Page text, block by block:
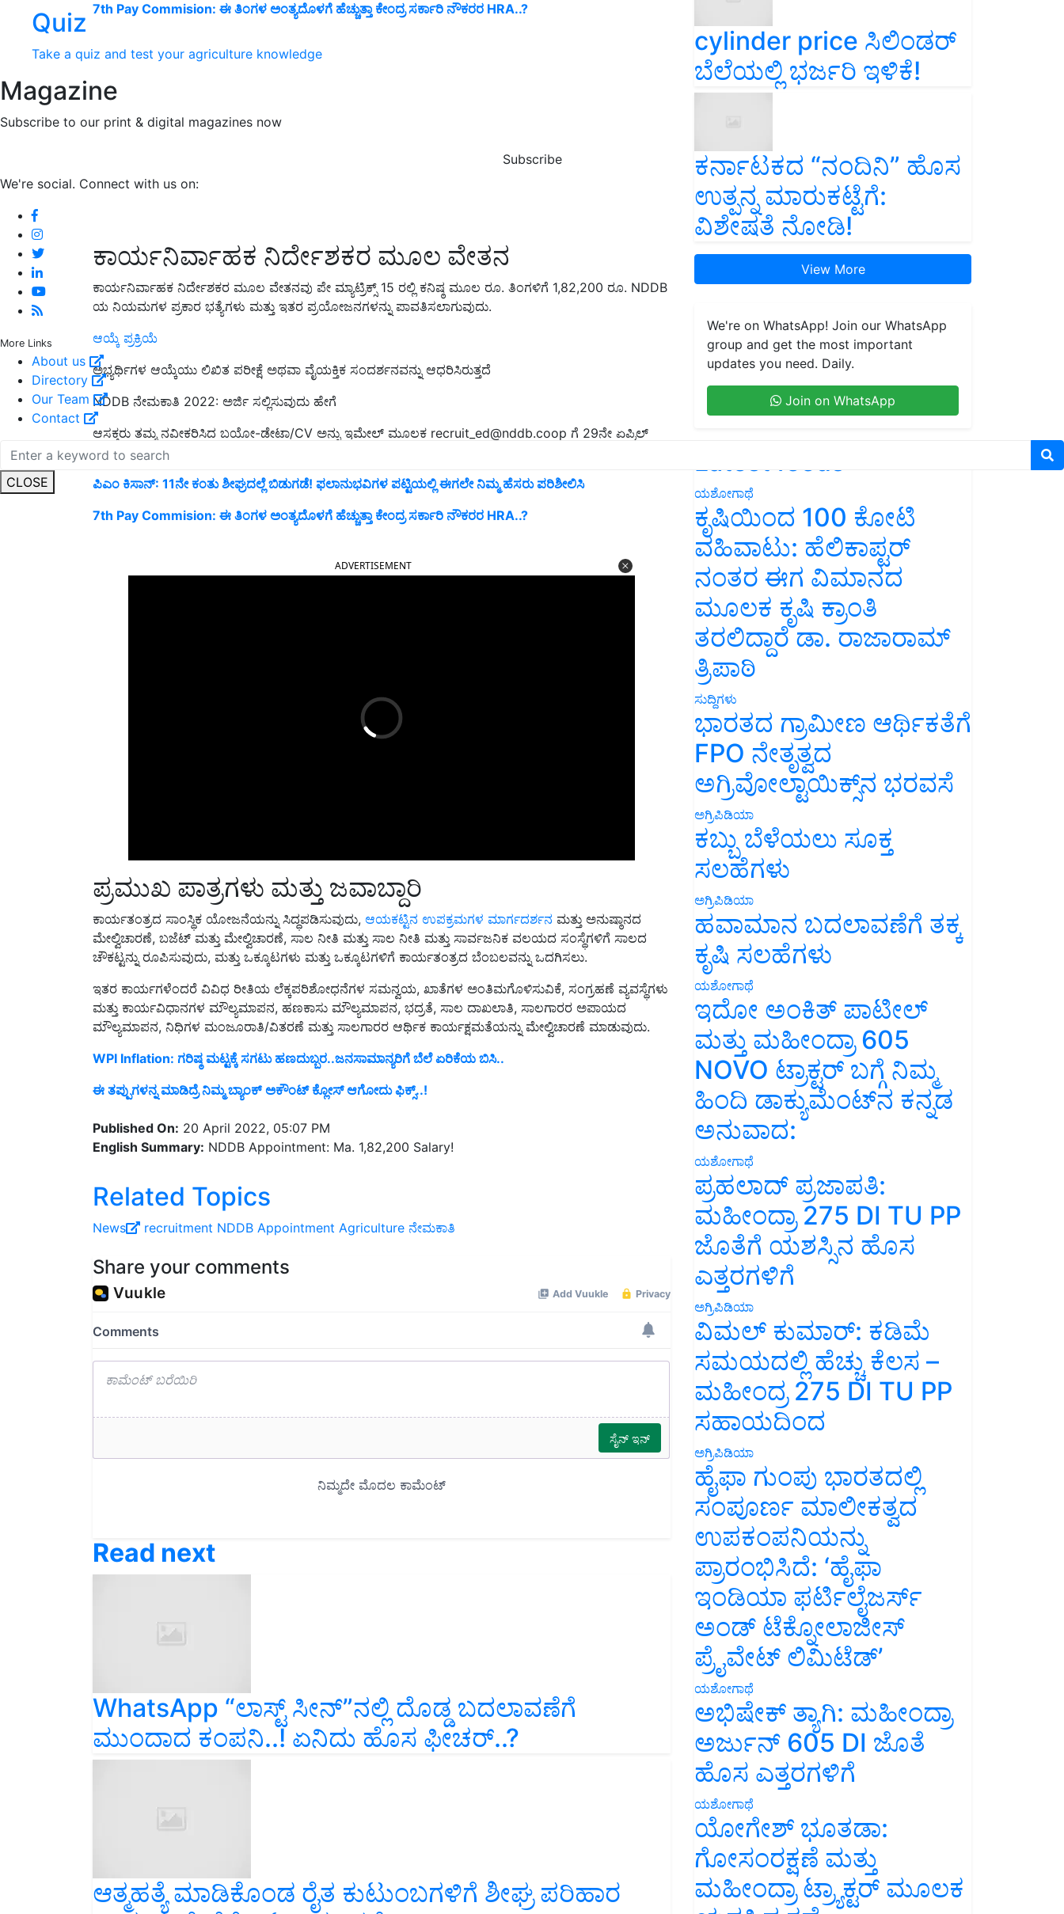
Quiz
Take a quiz and test your agriculture knowledge
Magazine
Subscribe to our print & digital magazines now
Subscribe
We're social. Connect with us on:
More Links
About us
Directory
Our Team
Contact
CLOSE
7th Pay Commision: ಈ ತಿಂಗಳ ಅಂತ್ಯದೊಳಗೆ ಹೆಚ್ಚುತ್ತಾ ಕೇಂದ್ರ ಸರ್ಕಾರಿ ನೌಕರರ HRA..?
ಕಾರ್ಯನಿರ್ವಾಹಕ ನಿರ್ದೇಶಕರ ಮೂಲ ವೇತನ
ಕಾರ್ಯನಿರ್ವಾಹಕ ನಿರ್ದೇಶಕರ ಮೂಲ ವೇತನವು ಪೇ ಮ್ಯಾಟ್ರಿಕ್ಸ್ 15 ರಲ್ಲಿ ಕನಿಷ್ಠ ಮೂಲ ರೂ. ತಿಂಗಳಿಗೆ 1,82,200 ರೂ. NDDB
ಯ ನಿಯಮಗಳ ಪ್ರಕಾರ ಭತ್ಯೆಗಳು ಮತ್ತು ಇತರ ಪ್ರಯೋಜನಗಳನ್ನು ಪಾವತಿಸಲಾಗುವುದು.
ಆಯ್ಕೆ ಪ್ರಕ್ರಿಯೆ
ಅಭ್ಯರ್ಥಿಗಳ ಆಯ್ಕೆಯು ಲಿಖಿತ ಪರೀಕ್ಷೆ ಅಥವಾ ವೈಯಕ್ತಿಕ ಸಂದರ್ಶನವನ್ನು ಆಧರಿಸಿರುತ್ತದೆ
NDDB ನೇಮಕಾತಿ 2022: ಅರ್ಜಿ ಸಲ್ಲಿಸುವುದು ಹೇಗೆ
ಆಸಕ್ತರು ತಮ್ಮ ನವೀಕರಿಸಿದ ಬಯೋ-ಡೇಟಾ/CV ಅನ್ನು ಇಮೇಲ್ ಮೂಲಕ recruit_ed@nddb.coop ಗೆ 29ನೇ ಏಪ್ರಿಲ್
2022 ರೊಳಗೆ ಸಲ್ಲಿಸಬೇಕು.
ಪಿಎಂ ಕಿಸಾನ್: 11ನೇ ಕಂತು ಶೀಘ್ರದಲ್ಲೆ ಬಿಡುಗಡೆ! ಫಲಾನುಭವಿಗಳ ಪಟ್ಟಿಯಲ್ಲಿ ಈಗಲೇ ನಿಮ್ಮ ಹೆಸರು ಪರಿಶೀಲಿಸಿ
7th Pay Commision: ಈ ತಿಂಗಳ ಅಂತ್ಯದೊಳಗೆ ಹೆಚ್ಚುತ್ತಾ ಕೇಂದ್ರ ಸರ್ಕಾರಿ ನೌಕರರ HRA..?
ಪ್ರಮುಖ ಪಾತ್ರಗಳು ಮತ್ತು ಜವಾಬ್ದಾರಿ
ಕಾರ್ಯತಂತ್ರದ ಸಾಂಸ್ಥಿಕ ಯೋಜನೆಯನ್ನು ಸಿದ್ಧಪಡಿಸುವುದು,ಆಯಕಟ್ಟಿನ ಉಪಕ್ರಮಗಳ ಮಾರ್ಗದರ್ಶನ
ಮೇಲ್ವಿಚಾರಣೆ, ಬಜೆಟ್ ಮತ್ತು ಮೇಲ್ವಿಚಾರಣೆ, ಸಾಲ ನೀತಿ ಮತ್ತು ಸಾಲ ನೀತಿ ಮತ್ತು ಸಾರ್ವಜನಿಕ ವಲಯದ ಸಂಸ್ಥೆಗಳಿಗೆ ಸಾಲದ
ಚೌಕಟ್ಟನ್ನು ರೂಪಿಸುವುದು, ಮತ್ತು ಒಕ್ಕೂಟಗಳು ಮತ್ತು ಒಕ್ಕೂಟಗಳಿಗೆ ಕಾರ್ಯತಂತ್ರದ ಬೆಂಬಲವನ್ನು ಒದಗಿಸಲು.
ಇತರ ಕಾರ್ಯಗಳೆಂದರೆ ವಿವಿಧ ರೀತಿಯ ಲೆಕ್ಕಪರಿಶೋಧನೆಗಳ ಸಮನ್ವಯ, ಖಾತೆಗಳ ಅಂತಿಮಗೊಳಿಸುವಿಕೆ, ಸಂಗ್ರಹಣೆ ವ್ಯವಸ್ಥೆಗಳು
ಮತ್ತು ಕಾರ್ಯವಿಧಾನಗಳ ಮೌಲ್ಯಮಾಪನ, ಹಣಕಾಸು ಮೌಲ್ಯಮಾಪನ, ಭದ್ರತೆ, ಸಾಲ ದಾಖಲಾತಿ, ಸಾಲಗಾರರ ಅಪಾಯದ
ಮೌಲ್ಯಮಾಪನ, ನಿಧಿಗಳ ಮಂಜೂರಾತಿ/ವಿತರಣೆ ಮತ್ತು ಸಾಲಗಾರರ ಆರ್ಥಿಕ ಕಾರ್ಯಕ್ಷಮತೆಯನ್ನು ಮೇಲ್ವಿಚಾರಣೆ ಮಾಡುವುದು.
WPI Inflation: ಗರಿಷ್ಠ ಮಟ್ಟಕ್ಕೆ ಸಗಟು ಹಣದುಬ್ಬರ..ಜನಸಾಮಾನ್ಯರಿಗೆ ಬೆಲೆ ಏರಿಕೆಯ ಬಿಸಿ..
ಈ ತಪ್ಪುಗಳನ್ನ ಮಾಡಿದ್ರೆ ನಿಮ್ಮ ಬ್ಯಾಂಕ್ ಅಕೌಂಟ್ ಕ್ಲೋಸ್ ಆಗೋದು ಫಿಕ್ಸ್..!
English Summary:NDDB Appointment: Ma. 1,82,200 Salary!
Related Topics
News recruitment NDDB Appointment
WhatsApp “ಲಾಸ್ಟ್‌ ಸೀನ್‌”ನಲ್ಲಿ ದೊಡ್ಡ ಬದಲಾವಣೆಗೆ
ಮುಂದಾದ ಕಂಪನಿ..! ಏನಿದು ಹೊಸ ಫೀಚರ್‌..?
ಆತ್ಮಹತ್ಯೆ ಮಾಡಿಕೊಂಡ ರೈತ ಕುಟುಂಬಗಳಿಗೆ ಶೀಘ್ರ ಪರಿಹಾರ
ನೀಡುವಂತೆ ಹೈಕೋರ್ಟ್‌ ಸೂಚನೆ
cylinder price ಸಿಲಿಂಡರ್‌
ಬೆಲೆಯಲ್ಲಿ ಭರ್ಜರಿ ಇಳಿಕೆ!
ಕರ್ನಾಟಕದ “ನಂದಿನಿ” ಹೊಸ
ಉತ್ಪನ್ನ ಮಾರುಕಟ್ಟೆಗೆ:
ವಿಶೇಷತೆ ನೋಡಿ!
View More
We're on WhatsApp! Join our WhatsApp
group and get the most important
updates you need. Daily.
Join on WhatsApp
Latest feeds
ಯಶೋಗಾಥೆ
ಕೃಷಿಯಿಂದ 100 ಕೋಟಿ
ವಹಿವಾಟು: ಹೆಲಿಕಾಪ್ಟರ್
ನಂತರ ಈಗ ವಿಮಾನದ
ಮೂಲಕ ಕೃಷಿ ಕ್ರಾಂತಿ
ತರಲಿದ್ದಾರೆ ಡಾ. ರಾಜಾರಾಮ್
ತ್ರಿಪಾಠಿ
ಸುದ್ದಿಗಳು
ಭಾರತದ ಗ್ರಾಮೀಣ ಆರ್ಥಿಕತೆಗೆ
FPO ನೇತೃತ್ವದ
ಅಗ್ರಿವೋಲ್ಟಾಯಿಕ್ಸ್‌ನ ಭರವಸೆ
ಅಗ್ರಿಪಿಡಿಯಾ
ಕಬ್ಬು ಬೆಳೆಯಲು ಸೂಕ್ತ
ಸಲಹೆಗಳು
ಅಗ್ರಿಪಿಡಿಯಾ
ಹವಾಮಾನ ಬದಲಾವಣೆಗೆ ತಕ್ಕ
ಕೃಷಿ ಸಲಹೆಗಳು
ಯಶೋಗಾಥೆ
ಇದೋ ಅಂಕಿತ್ ಪಾಟೀಲ್
ಮತ್ತು ಮಹೀಂದ್ರಾ 605
NOVO ಟ್ರಾಕ್ಟರ್ ಬಗ್ಗೆ ನಿಮ್ಮ
ಹಿಂದಿ ಡಾಕ್ಯುಮೆಂಟ್‌ನ ಕನ್ನಡ
ಅನುವಾದ:
ಯಶೋಗಾಥೆ
ಪ್ರಹಲಾದ್ ಪ್ರಜಾಪತಿ:
ಮಹೀಂದ್ರಾ 275 DI TU PP
ಜೊತೆಗೆ ಯಶಸ್ಸಿನ ಹೊಸ
ಎತ್ತರಗಳಿಗೆ
ಅಗ್ರಿಪಿಡಿಯಾ
ವಿಮಲ್ ಕುಮಾರ್: ಕಡಿಮೆ
ಸಮಯದಲ್ಲಿ ಹೆಚ್ಚು ಕೆಲಸ –
ಮಹೀಂದ್ರ 275 DI TU PP
ಸಹಾಯದಿಂದ
ಅಗ್ರಿಪಿಡಿಯಾ
ಹೈಫಾ ಗುಂಪು ಭಾರತದಲ್ಲಿ
ಸಂಪೂರ್ಣ ಮಾಲೀಕತ್ವದ
ಉಪಕಂಪನಿಯನ್ನು
ಪ್ರಾರಂಭಿಸಿದೆ: ‘ಹೈಫಾ
ಇಂಡಿಯಾ ಫರ್ಟಿಲೈಜರ್ಸ್
ಅಂಡ್ ಟೆಕ್ನೋಲಾಜೀಸ್
ಪ್ರೈವೇಟ್ ಲಿಮಿಟೆಡ್’
ಯಶೋಗಾಥೆ
ಅಭಿಷೇಕ್ ತ್ಯಾಗಿ: ಮಹೀಂದ್ರಾ
ಅರ್ಜುನ್ 605 DI ಜೊತೆ
ಹೊಸ ಎತ್ತರಗಳಿಗೆ
ಯಶೋಗಾಥೆ
ಯೋಗೇಶ್ ಭೂತಡಾ:
ಗೋಸಂರಕ್ಷಣೆ ಮತ್ತು
ಮಹೀಂದ್ರಾ ಟ್ರ್ಯಾಕ್ಟರ್ ಮೂಲಕ